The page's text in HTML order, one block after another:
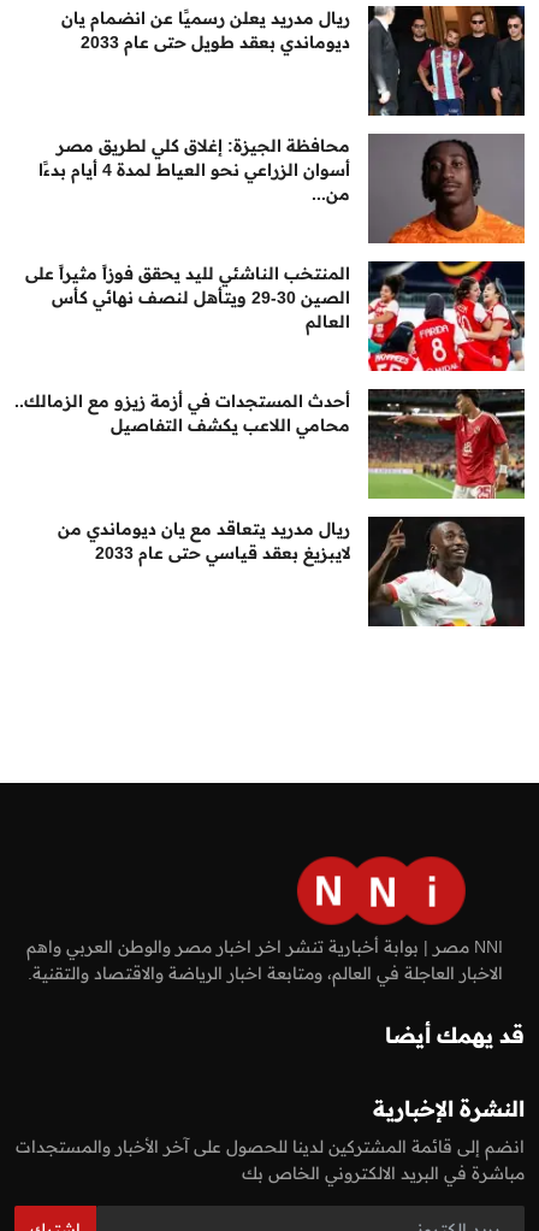
ريال مدريد يعلن رسميًا عن انضمام يان
ديوماندي بعقد طويل حتى عام 2033
محافظة الجيزة: إغلاق كلي لطريق مصر
أسوان الزراعي نحو العياط لمدة 4 أيام بدءًا
من...
المنتخب الناشئي لليد يحقق فوزاً مثيراً على
الصين 30-29 ويتأهل لنصف نهائي كأس
العالم
أحدث المستجدات في أزمة زيزو مع الزمالك..
محامي اللاعب يكشف التفاصيل
ريال مدريد يتعاقد مع يان ديوماندي من
لايبزيغ بعقد قياسي حتى عام 2033
NNI مصر | بوابة أخبارية تنشر اخر اخبار مصر والوطن العربي واهم
الاخبار العاجلة في العالم، ومتابعة اخبار الرياضة والاقتصاد والتقنية.
قد يهمك أيضا
النشرة الإخبارية
انضم إلى قائمة المشتركين لدينا للحصول على آخر الأخبار والمستجدات
مباشرة في البريد الالكتروني الخاص بك